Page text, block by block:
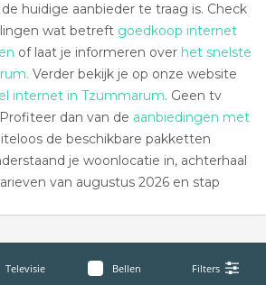
huidige aanbieder te traag is. Check
wat betreft goedkoop internet
of laat je informeren over het snelste
Verder bekijk je op onze website
internet in Tzummarum. Geen tv
dan van de aanbiedingen met
de beschikbare pakketten
je woonlocatie in, achterhaal
van augustus 2026 en stap
Televisie Bellen Filters